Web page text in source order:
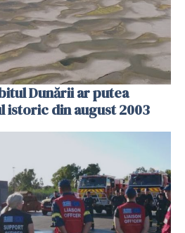
Dunării ar putea
istoric din august 2003